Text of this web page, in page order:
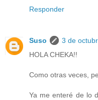
Responder
Suso
3 de
HOLA CHEKA!!
Como otras veces,
Ya me enteré de lo